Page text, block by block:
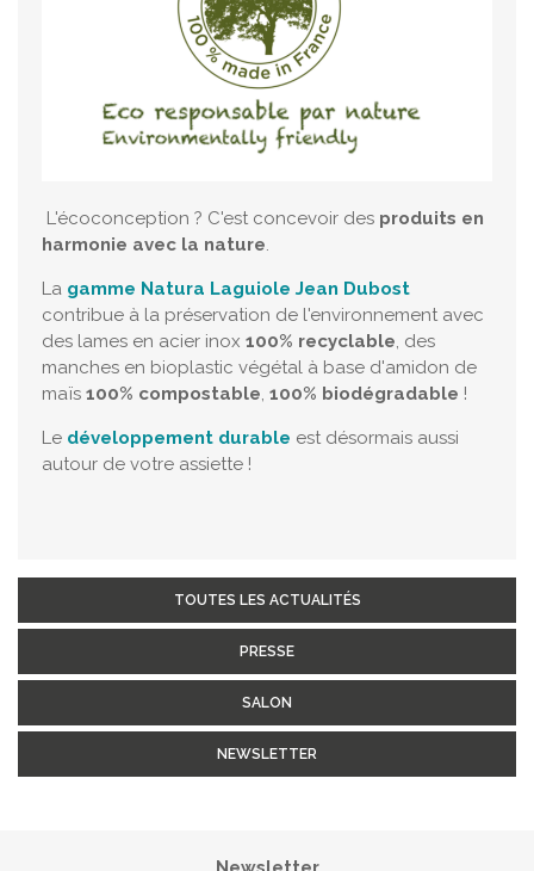
L'écoconception ? C'est concevoir des produits en
harmonie avec la nature.
La gamme Natura Laguiole Jean Dubost
contribue à la préservation de l'environnement avec
des lames en acier inox 100% recyclable, des
manches en bioplastic végétal à base d'amidon de
maïs 100% compostable, 100% biodégradable !
Le développement durable est désormais aussi
autour de votre assiette !
TOUTES LES ACTUALITÉS
PRESSE
SALON
NEWSLETTER